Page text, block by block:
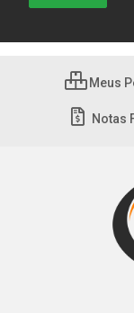
Meus
Notas